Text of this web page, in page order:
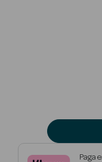
Beauty Season
Maquilhagem
Paga